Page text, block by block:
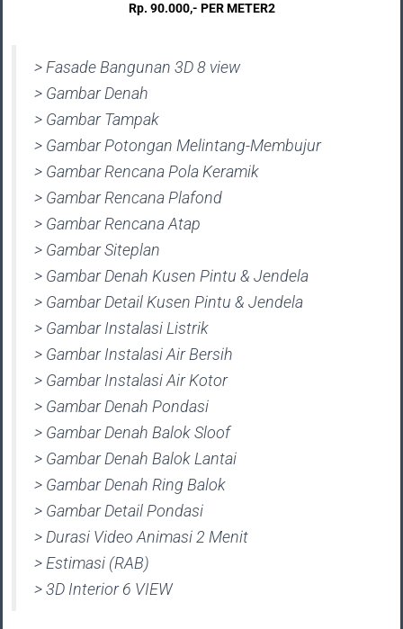
Rp. 90.000,- PER METER2
> Fasade Bangunan 3D 8 view
> Gambar Denah
> Gambar Tampak
> Gambar Potongan Melintang-Membujur
> Gambar Rencana Pola Keramik
> Gambar Rencana Plafond
> Gambar Rencana Atap
> Gambar Siteplan
> Gambar Denah Kusen Pintu & Jendela
> Gambar Detail Kusen Pintu & Jendela
> Gambar Instalasi Listrik
> Gambar Instalasi Air Bersih
> Gambar Instalasi Air Kotor
> Gambar Denah Pondasi
> Gambar Denah Balok Sloof
> Gambar Denah Balok Lantai
> Gambar Denah Ring Balok
> Gambar Detail Pondasi
> Durasi Video Animasi 2 Menit
> Estimasi (RAB)
> 3D Interior 6 VIEW